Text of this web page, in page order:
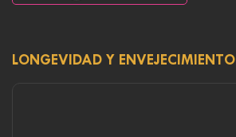
LONGEVIDAD Y ENVEJECIMIENTO